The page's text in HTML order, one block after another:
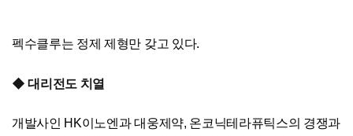
펙수클루는 정제 제형만 갖고 있다.
◆ 대리전도 치열
개발사인 HK이노엔과 대웅제약, 온코닉테라퓨틱스의 경쟁과